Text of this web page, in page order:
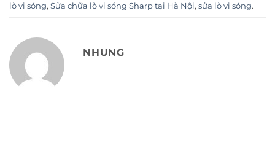
lò vi sóng, Sửa chữa lò vi sóng Sharp tại Hà Nội, sửa lò vi sóng.
NHUNG